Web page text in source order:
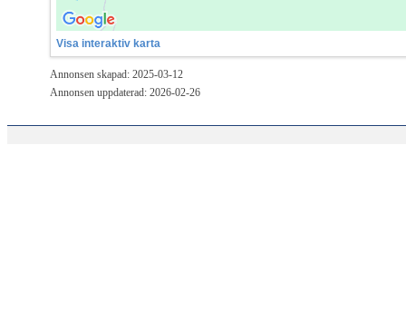
Visa interaktiv karta
Annonsen skapad: 2025-03-12
Annonsen uppdaterad: 2026-02-26